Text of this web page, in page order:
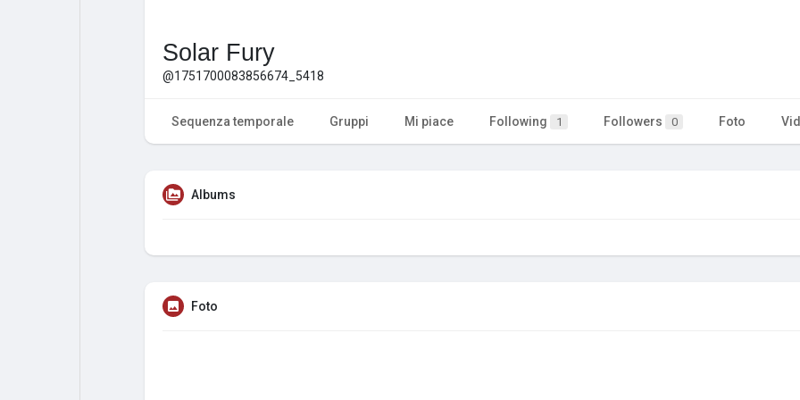
Solar Fury
@1751700083856674_5418
Sequenza temporale Gruppi Mi piace Following 1 Followers 0 Foto
Albums
Foto